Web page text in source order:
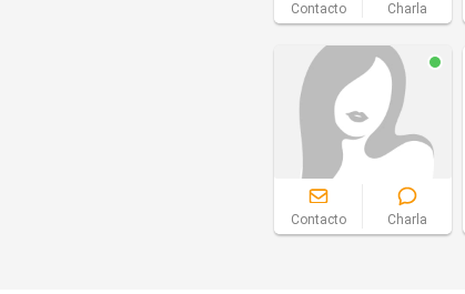
Contacto Charla
Contacto Charla